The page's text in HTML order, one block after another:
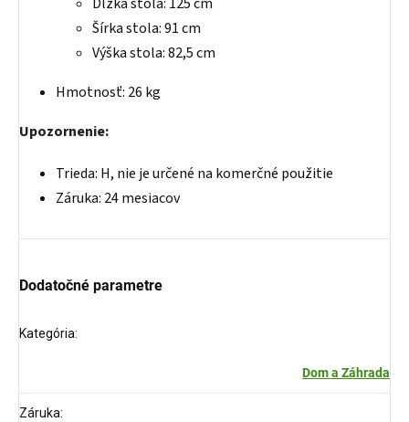
Dĺžka stola: 125 cm
Šírka stola: 91 cm
Výška stola: 82,5 cm
Hmotnosť: 26 kg
Upozornenie:
Trieda: H, nie je určené na komerčné použitie
Záruka: 24 mesiacov
Dodatočné parametre
Kategória:
Dom a Záhrada
Záruka: